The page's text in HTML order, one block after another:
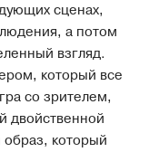
сценах,
а потом
взгляд.
который все
со зрителем,
двойственной
который